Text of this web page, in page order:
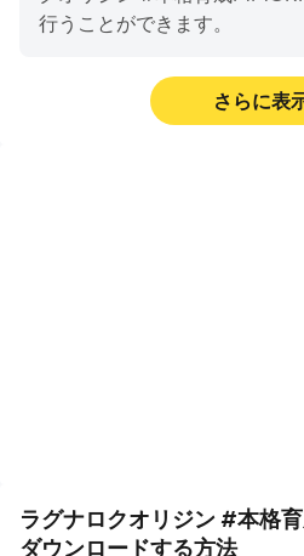
行うことができます。
さらに表
ラグナロクオリジン #本格
ダウンロードする方法